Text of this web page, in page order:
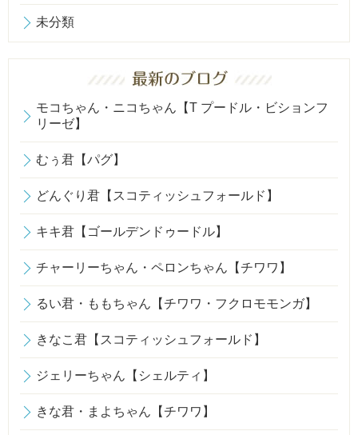
未分類
モコちゃん・ニコちゃん【T プードル・ビションフ
リーゼ】
むぅ君【パグ】
どんぐり君【スコティッシュフォールド】
キキ君【ゴールデンドゥードル】
チャーリーちゃん・ペロンちゃん【チワワ】
るい君・ももちゃん【チワワ・フクロモモンガ】
きなこ君【スコティッシュフォールド】
ジェリーちゃん【シェルティ】
きな君・まよちゃん【チワワ】